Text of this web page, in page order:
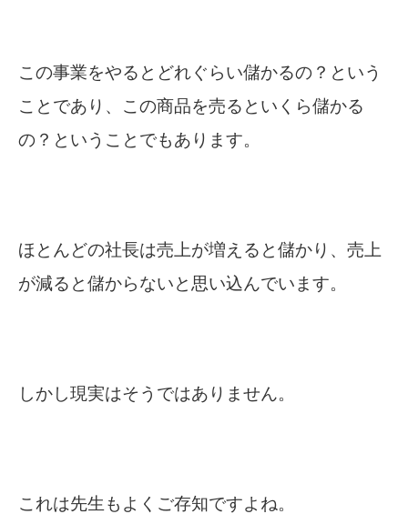
この事業をやるとどれぐらい儲かるの？という
ことであり、この商品を売るといくら儲かる
の？ということでもあります。
ほとんどの社長は売上が増えると儲かり、売上
が減ると儲からないと思い込んでいます。
しかし現実はそうではありません。
これは先生もよくご存知ですよね。